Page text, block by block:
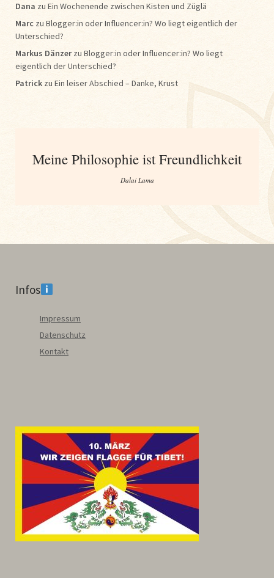
Dana zu Ein Wochenende zwischen Kisten und Züglä
Marc zu Blogger:in oder Influencer:in? Wo liegt eigentlich der
Unterschied?
Markus Dänzerzu Blogger:in oder Influencer:in? Wo liegt
eigentlich der Unterschied?
Patrick zu Ein leiser Abschied – Danke, Krust
Meine Philosophie ist Freundlichkeit
Dalai Lama
Infos
Impressum
Datenschutz
Kontakt